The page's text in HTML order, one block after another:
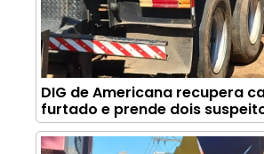
DIG de Americana recupera
furtado e prende dois